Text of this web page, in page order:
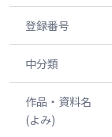
登録番号
中分類
作品・資料名
(よみ)